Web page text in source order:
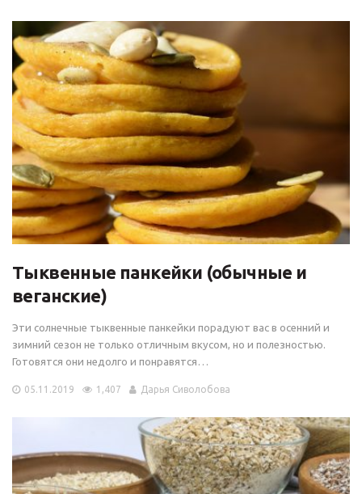
Тыквенные панкейки (обычные и
веганские)
Эти солнечные тыквенные панкейки порадуют вас в осенний и
зимний сезон не только отличным вкусом, но и полезностью.
Готовятся они недолго и понравятся…
05.11.2019 1,407 Дарья Сиволобова